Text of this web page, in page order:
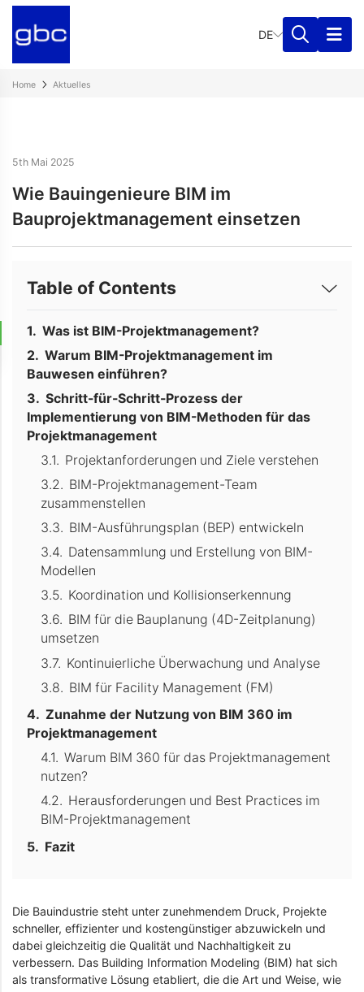
DE
Home Aktuelles
5th Mai 2025
Wie Bauingenieure BIM im
Bauprojektmanagement einsetzen
Table of Contents
Was ist BIM-Projektmanagement?
Warum BIM-Projektmanagement im
Bauwesen einführen?
Schritt-für-Schritt-Prozess der
Implementierung von BIM-Methoden für das
Projektmanagement
Projektanforderungen und Ziele verstehen
BIM-Projektmanagement-Team
zusammenstellen
BIM-Ausführungsplan (BEP) entwickeln
Datensammlung und Erstellung von BIM-
Modellen
Koordination und Kollisionserkennung
BIM für die Bauplanung (4D-Zeitplanung)
umsetzen
Kontinuierliche Überwachung und Analyse
BIM für Facility Management (FM)
Zunahme der Nutzung von BIM 360 im
Projektmanagement
Warum BIM 360 für das Projektmanagement
nutzen?
Herausforderungen und Best Practices im
BIM-Projektmanagement
Fazit
Die Bauindustrie steht unter zunehmendem Druck, Projekte
schneller, effizienter und kostengünstiger abzuwickeln und
dabei gleichzeitig die Qualität und Nachhaltigkeit zu
verbessern. Das Building Information Modeling (BIM) hat sich
als transformative Lösung etabliert, die die Art und Weise, wie